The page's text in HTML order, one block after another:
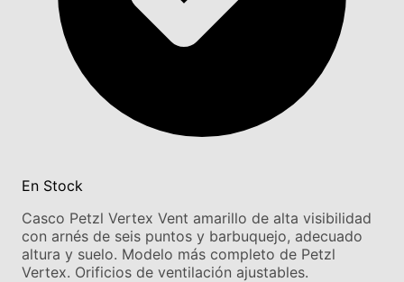
En Stock
Casco Petzl Vertex Vent amarillo de alta visibilidad
con arnés de seis puntos y barbuquejo, adecuado
altura y suelo. Modelo más completo de Petzl
Vertex. Orificios de ventilación ajustables.